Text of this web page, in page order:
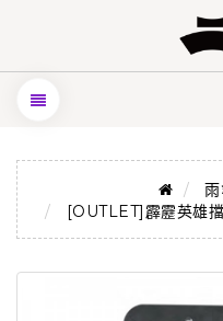
[OUTLET]霹靂英雄